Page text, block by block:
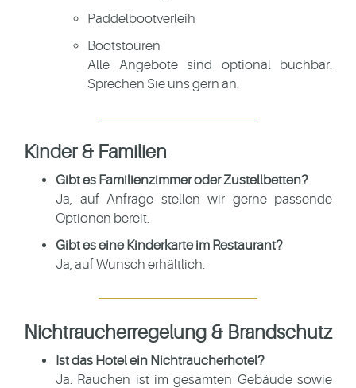
Paddelbootverleih
Bootstouren
Alle Angebote sind optional buchbar.
Sprechen Sie uns gern an.
Kinder & Familien
Gibt es Familienzimmer oder Zustellbetten?
Ja, auf Anfrage stellen wir gerne passende
Optionen bereit.
Gibt es eine Kinderkarte im Restaurant?
Ja, auf Wunsch erhältlich.
Nichtraucherregelung & Brandschutz
Ist das Hotel ein Nichtraucherhotel?
Ja. Rauchen ist im gesamten Gebäude sowie